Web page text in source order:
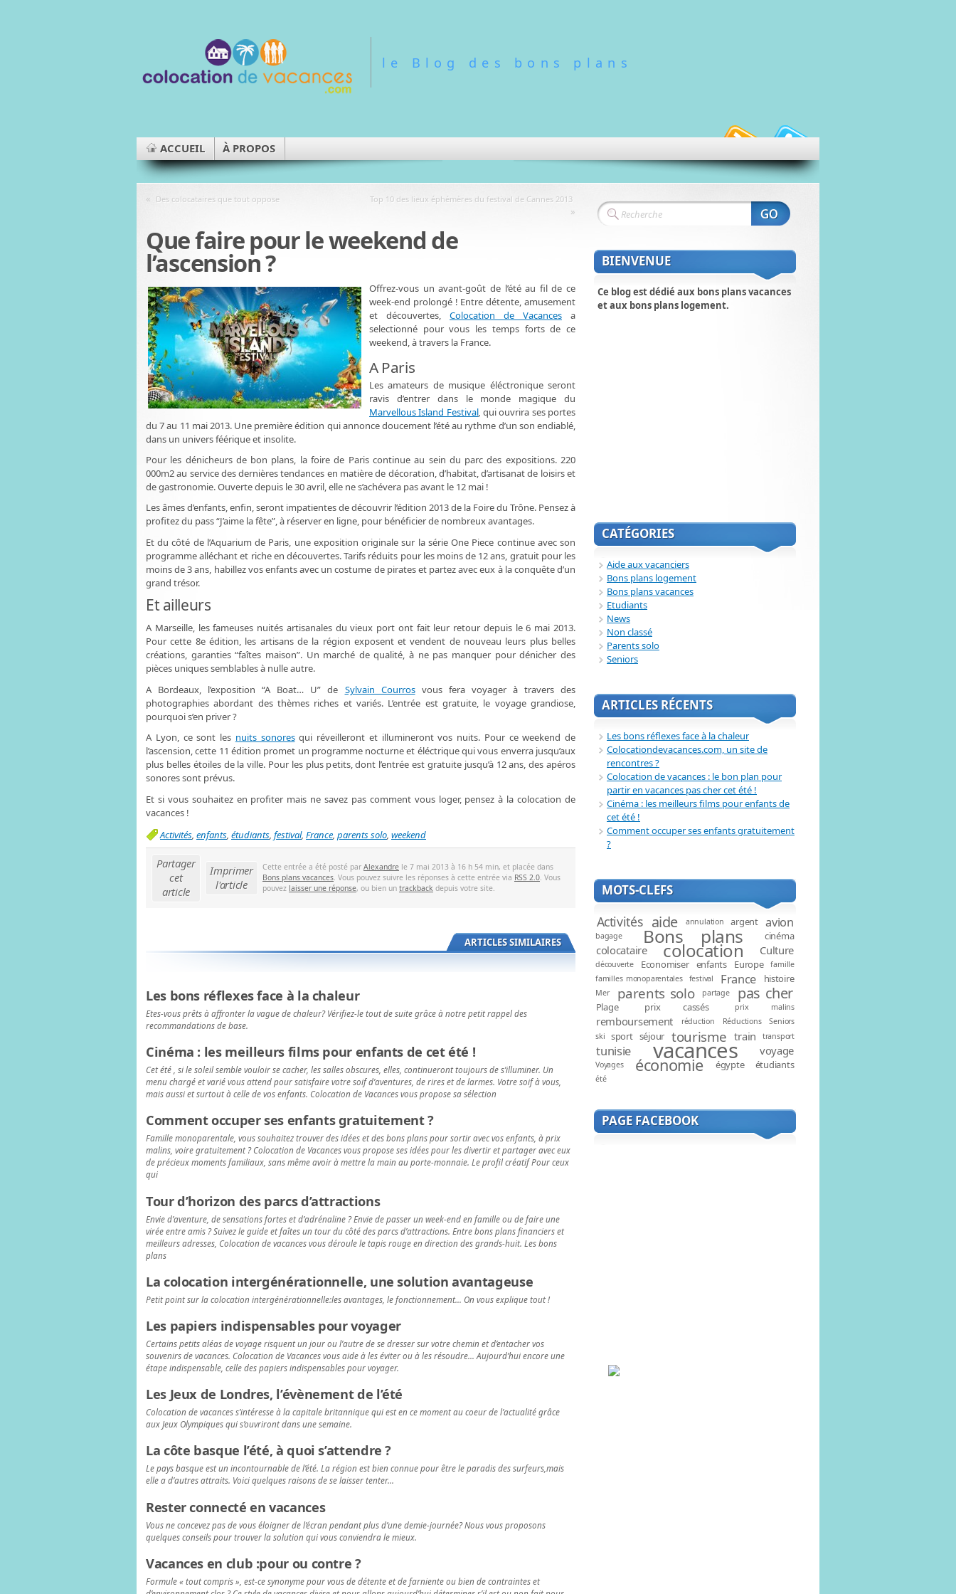
le Blog des bons plans
ACCUEIL À PROPOS
« Des colocataires que tout oppose Top 10 des lieux éphémères du festival de Cannes 2013
»
Que faire pour le weekend de
l’ascension ?
Offrez-vous un avant-goût de l’été au fil de ce
week-end prolongé ! Entre détente, amusement
et découvertes, Colocation de Vacances a
selectionné pour vous les temps forts de ce
weekend, à travers la France.
A Paris
Les amateurs de musique éléctronique seront
ravis d’entrer dans le monde magique du
Marvellous Island Festival, qui ouvrira ses portes
du 7 au 11 mai 2013. Une première édition qui annonce doucement l’été au rythme d’un son endiablé,
dans un univers féérique et insolite.
Pour les dénicheurs de bon plans, la foire de Paris continue au sein du parc des expositions. 220
000m2 au service des dernières tendances en matière de décoration, d’habitat, d’artisanat de loisirs et
de gastronomie. Ouverte depuis le 30 avril, elle ne s’achévera pas avant le 12 mai !
Les âmes d’enfants, enfin, seront impatientes de découvrir l’édition 2013 de la Foire du Trône. Pensez à
profitez du pass “J’aime la fête”, à réserver en ligne, pour bénéficier de nombreux avantages.
Et du côté de l’Aquarium de Paris, une exposition originale sur la série One Piece continue avec son
programme alléchant et riche en découvertes. Tarifs réduits pour les moins de 12 ans, gratuit pour les
moins de 3 ans, habillez vos enfants avec un costume de pirates et partez avec eux à la conquête d’un
grand trésor.
Et ailleurs
A Marseille, les fameuses nuités artisanales du vieux port ont fait leur retour depuis le 6 mai 2013.
Pour cette 8e édition, les artisans de la région exposent et vendent de nouveau leurs plus belles
créations, garanties “faîtes maison”. Un marché de qualité, à ne pas manquer pour dénicher des
pièces uniques semblables à nulle autre.
A Bordeaux, l’exposition “A Boat… U” de Sylvain Courrosvous fera voyager à travers des
photographies abordant des thèmes riches et variés. L’entrée est gratuite, le voyage grandiose,
pourquoi s’en priver ?
A Lyon, ce sont les nuits sonoresqui réveilleront et illumineront vos nuits. Pour ce weekend de
l’ascension, cette 11 édition promet un programme nocturne et éléctrique qui vous enverra jusqu’aux
plus belles étoiles de la ville. Pour les plus petits, dont l’entrée est gratuite jusqu’à 12 ans, des apéros
sonores sont prévus.
Et si vous souhaitez en profiter mais ne savez pas comment vous loger, pensez à la colocation de
vacances !
Activités, enfants, étudiants, festival, France, parents solo, weekend
Partager
cet
article
Imprimer
l'article
Cette entrée a été posté par Alexandre le 7 mai 2013 à 16 h 54 min, et placée dans
Bons plans vacances . Vous pouvez suivre les réponses à cette entrée via RSS 2.0 . Vous
pouvez laisser une réponse, ou bien un trackback depuis votre site.
ARTICLES SIMILAIRES
Les bons réflexes face à la chaleur
Etes-vous prêts à affronter la vague de chaleur? Vérifiez-le tout de suite grâce à notre petit rappel des
recommandations de base.
Cinéma : les meilleurs films pour enfants de cet été !
Cet été , si le soleil semble vouloir se cacher, les salles obscures, elles, continueront toujours de s’illuminer. Un
menu chargé et varié vous attend pour satisfaire votre soif d’aventures, de rires et de larmes. Votre soif à vous,
mais aussi et surtout à celle de vos enfants. Colocation de Vacances vous propose sa sélection
Comment occuper ses enfants gratuitement ?
Famille monoparentale, vous souhaitez trouver des idées et des bons plans pour sortir avec vos enfants, à prix
malins, voire gratuitement ? Colocation de Vacances vous propose ses idées pour les divertir et partager avec eux
de précieux moments familiaux, sans même avoir à mettre la main au porte-monnaie. Le profil créatif Pour ceux
qui
Tour d’horizon des parcs d’attractions
Envie d’aventure, de sensations fortes et d’adrénaline ? Envie de passer un week-end en famille ou de faire une
virée entre amis ? Suivez le guide et faîtes un tour du côté des parcs d’attractions. Entre bons plans financiers et
meilleurs adresses, Colocation de vacances vous déroule le tapis rouge en direction des grands-huit. Les bons
plans
La colocation intergénérationnelle, une solution avantageuse
Petit point sur la colocation intergénérationnelle:les avantages, le fonctionnement… On vous explique tout !
Les papiers indispensables pour voyager
Certains petits aléas de voyage risquent un jour ou l’autre de se dresser sur votre chemin et d’entacher vos
souvenirs de vacances. Colocation de Vacances vous aide à les éviter ou à les résoudre… Aujourd’hui encore une
étape indispensable, celle des papiers indispensables pour voyager.
Les Jeux de Londres, l’évènement de l’été
Colocation de vacances s’intéresse à la capitale britannique qui est en ce moment au coeur de l’actualité grâce
aux Jeux Olympiques qui s’ouvriront dans une semaine.
La côte basque l’été, à quoi s’attendre ?
Le pays basque est un incontournable de l’été. La région est bien connue pour être le paradis des surfeurs,mais
elle a d’autres attraits. Voici quelques raisons de se laisser tenter…
Rester connecté en vacances
Vous ne concevez pas de vous éloigner de l’écran pendant plus d’une demie-journée? Nous vous proposons
quelques conseils pour trouver la solution qui vous conviendra le mieux.
Vacances en club :pour ou contre ?
Formule « tout compris », est-ce synonyme pour vous de détente et de farniente ou bien de contraintes et
BIENVENUE
Ce blog est dédié aux bons plans vacances
et aux bons plans logement.
CATÉGORIES
Aide aux vacanciers
Bons plans logement
Bons plans vacances
Etudiants
News
Non classé
Parents solo
Seniors
ARTICLES RÉCENTS
Les bons réflexes face à la chaleur
Colocationdevacances.com, un site de
rencontres ?
Colocation de vacances : le bon plan pour
partir en vacances pas cher cet été !
Cinéma : les meilleurs films pour enfants de
cet été !
Comment occuper ses enfants gratuitement
?
MOTS-CLEFS
Activités aide annulation argent avion
bagage Bons plans cinéma
colocataire colocation Culture
découverte Economiser enfants Europe
famille
familles monoparentales
festival France histoire
Mer parents solo partage pas cher
Plage prix cassés prix malins
remboursement réduction Réductions
Seniors
ski
sport séjour tourisme train transport
tunisie vacances voyage
Voyages économie égypte étudiants
été
PAGE FACEBOOK